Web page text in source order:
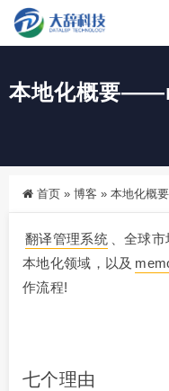
本地化概要
首页 » 博客 » 本地化概
翻译管理系统
、全球
本地化领域，以及
作流程!
七个理由